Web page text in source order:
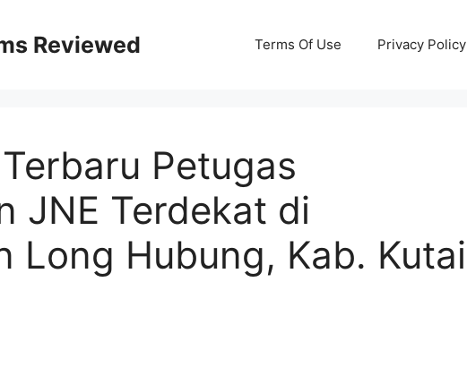
Reviewed Terms Of Use Privacy Policy
Petugas
JNE Terdekat di
Long Hubung, Kab. Kutai